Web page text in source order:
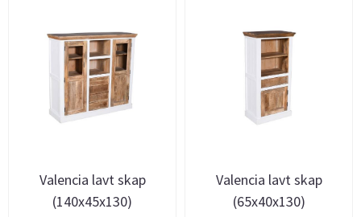
Valencia lavt skap
(140x45x130)
Valencia lavt skap
(65x40x130)